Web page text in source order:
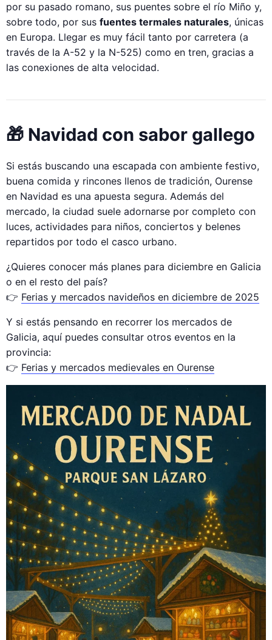
por su pasado romano, sus puentes sobre el río Miño y,
sobre todo, por sus fuentes termales naturales, únicas
en Europa. Llegar es muy fácil tanto por carretera (a
través de la A-52 y la N-525) como en tren, gracias a
las conexiones de alta velocidad.
🎁 Navidad con sabor gallego
Si estás buscando una escapada con ambiente festivo,
buena comida y rincones llenos de tradición, Ourense
en Navidad es una apuesta segura. Además del
mercado, la ciudad suele adornarse por completo con
luces, actividades para niños, conciertos y belenes
repartidos por todo el casco urbano.
¿Quieres conocer más planes para diciembre en Galicia
o en el resto del país?
👉 Ferias y mercados navideños en diciembre de 2025
Y si estás pensando en recorrer los mercados de
Galicia, aquí puedes consultar otros eventos en la
provincia:
👉 Ferias y mercados medievales en Ourense